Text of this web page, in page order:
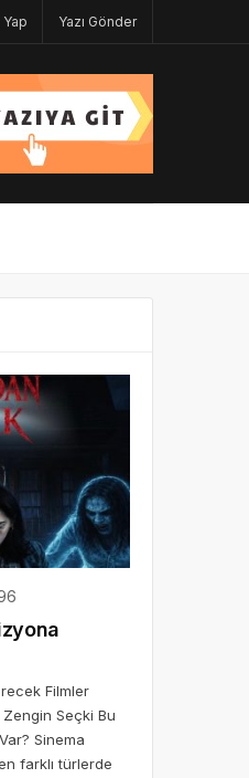
Yap Yazı Gönder
Filmler
Zengin Seçki Bu
Sinema
farklı türlerde